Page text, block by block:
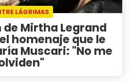
LÁGRIMAS
de Mirtha Legrand
homenaje que le
Muscari: "No me